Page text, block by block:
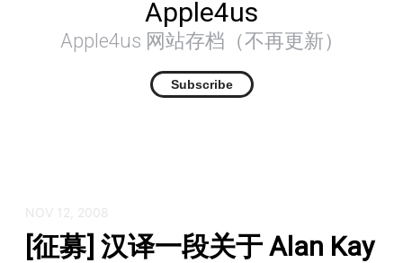
Apple4us
Apple4us 网站存档（不再更新）
Subscribe
NOV 12, 2008
[征募] 汉译一段关于 Alan Kay